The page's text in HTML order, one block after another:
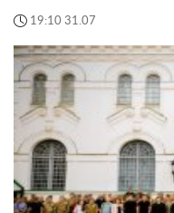
19:10 31.07